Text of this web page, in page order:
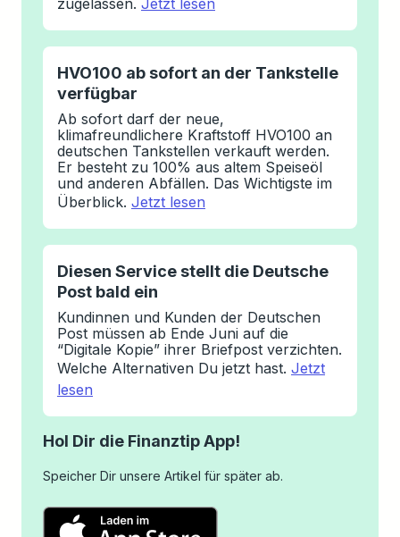
zugelassen. Jetzt lesen
HVO100 ab sofort an der Tankstelle
verfügbar
Ab sofort darf der neue,
klimafreundlichere Kraftstoff HVO100 an
deutschen Tankstellen verkauft werden.
Er besteht zu 100% aus altem Speiseöl
und anderen Abfällen. Das Wichtigste im
Überblick. Jetzt lesen
Diesen Service stellt die Deutsche
Post bald ein
Kundinnen und Kunden der Deutschen
Post müssen ab Ende Juni auf die
“Digitale Kopie” ihrer Briefpost verzichten.
Welche Alternativen Du jetzt hast. Jetzt
lesen
Hol Dir die FinanztipApp!
Speicher Dir unsere Artikel für später ab.